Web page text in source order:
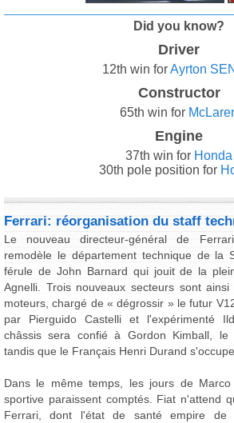
Did you know?
Driver
12th win forAyrton
Constructor
65th win for
Engine
37th win for Honda
30th pole position for
Ferrari: réorganisation du staff
Le nouveau directeur-général de
remodèle le département technique de la
férule de John Barnard qui jouit de la
Agnelli. Trois nouveaux secteurs sont
moteurs, chargé de « dégrossir » le futur
par Pierguido Castelli et l'expérimenté
châssis sera confié à Gordon Kimball, le
tandis que le Français Henri Durand
Dans le même temps, les jours de
sportive paraissent comptés. Fiat n'attend
Ferrari, dont l'état de santé empire